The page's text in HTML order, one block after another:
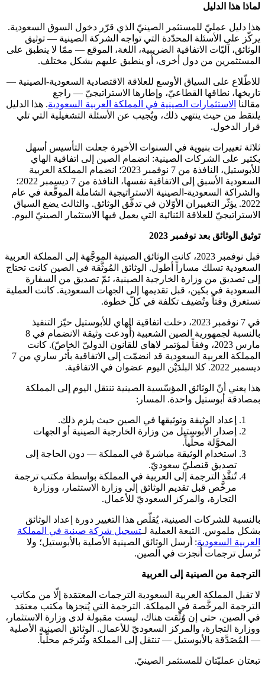
لماذا هذا الدليل
هذا دليل عمليّ للمستثمر الصينيّ الذي قرّر دخول السوق السعودية.
يركّز على الأسئلة المحدّدة التي تواجه الشركة الصينية — توثيق
الوثائق، آليّات الاتفاقية الضريبية، اللغة، الموقع — ممّا لا ينطبق على
المستثمرين من دول أخرى، أو ينطبق عليهم بشكل مختلف.
للاطّلاع على السياق الأوسع للعلاقة الاقتصادية السعودية-الصينية —
تاريخها، نطاقها القطاعيّ، وإطارها الاستراتيجيّ — راجع
مقالنا الاستثمارات الصينية في المملكة العربية السعودية. هذا الدليل
يلتقط من حيث ينتهي ذلك، ويُجيب عن الأسئلة التشغيلية التي تلي
قرار الدخول.
ثلاثة تغييرات بنيوية في السنوات الأخيرة جعلت التأسيس أسهل
بكثير على الشركات الصينية: انضمام الصين إلى اتفاقية الهاي
للأبوستيل، النافذة من 7 نوفمبر 2023؛ انضمام المملكة العربية
السعودية الأسبق إلى الاتفاقية نفسها، النافذة من 7 ديسمبر 2022؛
والشراكة السعودية-الصينية الاستراتيجية الشاملة الموقَّعة في عام
2022. يؤثّر التغييران الأوّلان في تدفّق الوثائق. والثالث يضع السياق
الاستراتيجيّ للعلاقة الثنائية التي يعمل فيها الاستثمار الصينيّ اليوم.
توثيق الوثائق بعد نوفمبر 2023
قبل نوفمبر 2023، كانت الوثائق الصينية الموجَّهة إلى المملكة العربية
السعودية تسلك مساراً أطول. الوثائق المُوثَّقة في الصين كانت تحتاج
إلى تصديق من وزارة الخارجية الصينية، ثمّ تصديق من السفارة
السعودية في بكين، قبل تقديمها إلى الجهات السعودية. كانت العملية
تستغرق وقتاً وتُضيف تكلفة في كلّ خطوة.
في 7 نوفمبر 2023، دخلت اتفاقية الهاي للأبوستيل حيّز التنفيذ
بالنسبة لجمهورية الصين الشعبية (أُودعت وثيقة الانضمام في 8
مارس 2023، وفقاً لمؤتمر لاهاي للقانون الدوليّ الخاصّ). كانت
المملكة العربية السعودية قد انضمّت إلى الاتفاقية بأثر ساري من 7
ديسمبر 2022. كلا البلدَيْن اليوم عضوان في الاتفاقية.
هذا يعني أنّ الوثائق المؤسّسية الصينية تنتقل اليوم إلى المملكة
بمصادقة أبوستيل واحدة. المسار:
إعداد الوثيقة وتوثيقها في الصين حيث يلزم ذلك.
إصدار الأبوستيل من وزارة الخارجية الصينية أو الجهات
المخوَّلة محلّياً.
استخدام الوثيقة مباشرةً في المملكة — دون الحاجة إلى
تصديق قنصليّ سعوديّ.
تُنفَّذ الترجمة إلى العربية في المملكة بواسطة مكتب ترجمة
مرخَّص قبل تقديم الوثائق إلى وزارة الاستثمار، ووزارة
التجارة، والمركز السعوديّ للأعمال.
بالنسبة للشركات الصينية، يُقلّص هذا التغيير دورة إعداد الوثائق
بشكل ملموس. التبعة العملية لـتسجيل شركة صينية في المملكة
العربية السعودية: أرسل الوثائق الصينية الأصلية بالأبوستيل؛ ولا
تُرسل ترجمات أُنجزت في الصين.
الترجمة من الصينية إلى العربية
لا تقبل المملكة العربية السعودية الترجمات المعتمَدة إلّا من مكاتب
الترجمة المرخَّصة في المملكة. الترجمة التي يُنجزها مكتب معتمَد
في الصين، حتى إن وُثِّقت هناك، ليست مقبولة لدى وزارة الاستثمار،
ووزارة التجارة، والمركز السعوديّ للأعمال. الوثائق الصينية الأصلية
— المُصَدَّقة بالأبوستيل — تنتقل إلى المملكة وتُترجَم محلّياً.
تبعتان عمليّتان للمستثمر الصينيّ.